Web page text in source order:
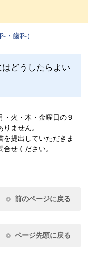
・歯科）
はどうしたらよい
・火・木・金曜日の９
ません。
を提出していただきま
せください。
前のページに戻る
ページ先頭に戻る